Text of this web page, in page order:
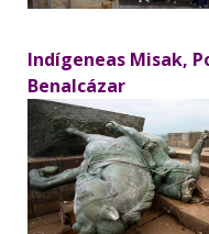
Indígeneas Misak,
Benalcázar